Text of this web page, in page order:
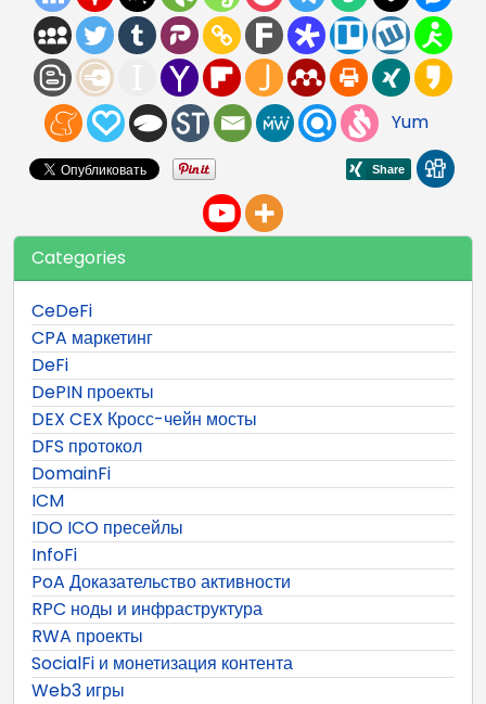
Yum
Categories
CeDeFi
CPA маркетинг
DeFi
DePIN проекты
DEX CEX Кросс-чейн мосты
DFS протокол
DomainFi
ICM
IDO ICO пресейлы
InfoFi
PoA Доказательство активности
RPC ноды и инфраструктура
RWA проекты
SocialFi и монетизация контента
Web3 игры